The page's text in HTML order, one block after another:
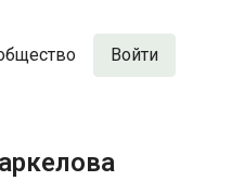
Войти